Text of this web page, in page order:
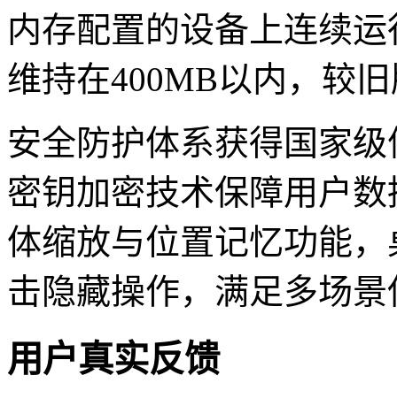
内存配置的设备上连续
维持在400MB以内，较
安全防护体系获得国家
密钥加密技术保障用户
体缩放与位置记忆功能
击隐藏操作，满足多场
用户真实反馈